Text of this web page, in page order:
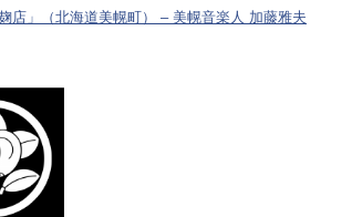
店」（北海道美幌町） – 美幌音楽人 加藤雅夫